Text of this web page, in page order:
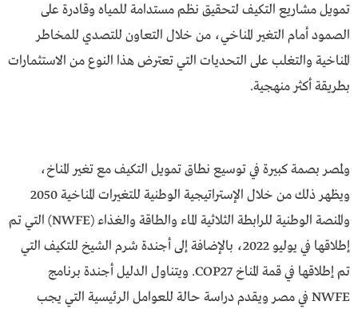
تمويل مشاريع التكيف لتحقيق نظم مستدامة للمياه وقادرة على
الصمود أمام التغير المناخي، من خلال التعاون للتصدي للمخاطر
المناخية والتغلب على التحديات التي تعترض هذا النوع من الاستثمارات
بطريقة أكثر منهجية.
ولمصر بصمة كبيرة في توسيع نطاق تمويل التكيف مع تغير المناخ،
ويظهر ذلك من خلال الإستراتيجية الوطنية للتغيرات المناخية 2050
والمنصة الوطنية للرابطة الثلاثية الماء والطاقة والغذاء (NWFE) التي تم
إطلاقها في يوليو 2022، بالإضافة إلى أجندة شرم الشيخ للتكيف التي
تم إطلاقها في قمة المناخ COP27. ويتناول الدليل أجندة برنامج
NWFE في مصر ويقدم دراسة حالة للعوامل الرئيسية التي يجب